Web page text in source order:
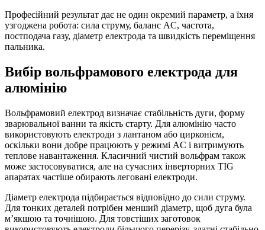
Професійний результат дає не один окремий параметр, а їхня
узгоджена робота: сила струму, баланс AC, частота,
постподача газу, діаметр електрода та швидкість переміщення
пальника.
Вибір вольфрамового електрода для
алюмінію
Вольфрамовий електрод визначає стабільність дуги, форму
зварювальної ванни та якість старту. Для алюмінію часто
використовують електроди з лантаном або цирконієм,
оскільки вони добре працюють у режимі AC і витримують
теплове навантаження. Класичний чистий вольфрам також
може застосовуватися, але на сучасних інверторних TIG
апаратах частіше обирають леговані електроди.
Діаметр електрода підбирається відповідно до сили струму.
Для тонких деталей потрібен менший діаметр, щоб дуга була
м’якшою та точнішою. Для товстіших заготовок